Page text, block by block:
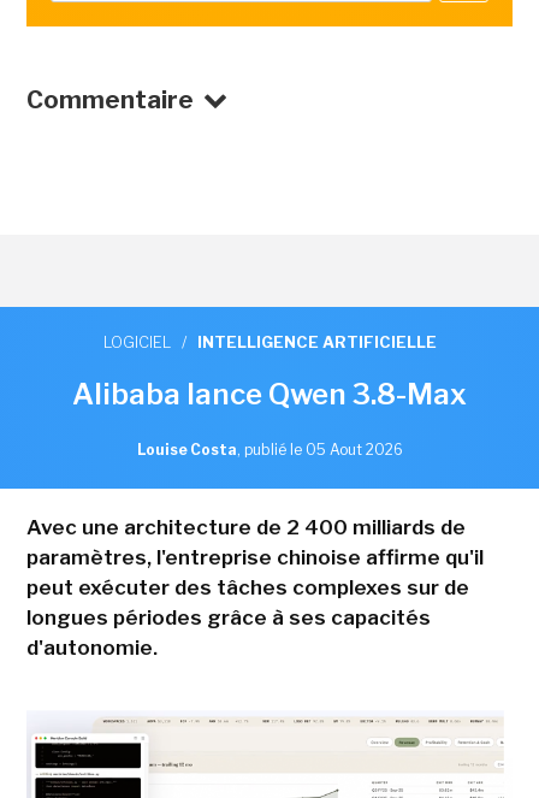
Commentaire
LOGICIEL / INTELLIGENCE ARTIFICIELLE
Alibaba lance Qwen 3.8-Max
Louise Costa, publié le 05 Aout 2026
Avec une architecture de 2 400 milliards de
paramètres, l'entreprise chinoise affirme qu'il
peut exécuter des tâches complexes sur de
longues périodes grâce à ses capacités
d'autonomie.